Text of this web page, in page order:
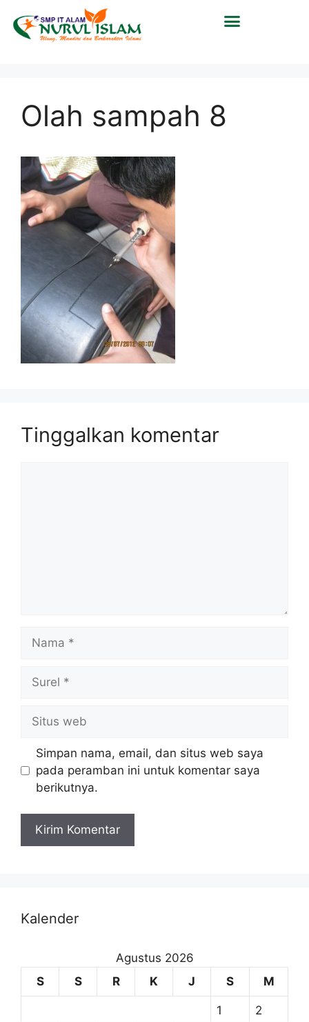
Olah sampah 8
Tinggalkan komentar
Simpan nama, email, dan situs web saya
pada peramban ini untuk komentar saya
berikutnya.
Kalender
Agustus 2026
S
S R K J S M
1 2